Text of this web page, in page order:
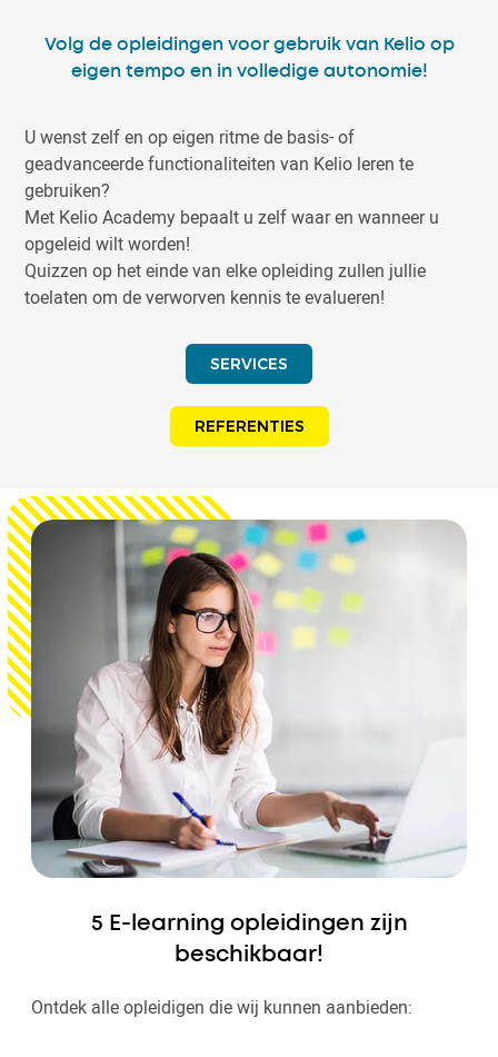
Volg de opleidingen voor gebruik van Kelio op
eigen tempo en in volledige autonomie!
U wenst zelf en op eigen ritme de basis- of
geadvanceerde functionaliteiten van Kelio leren te
gebruiken?
Met Kelio Academy bepaalt u zelf waar en wanneer u
opgeleid wilt worden!
Quizzen op het einde van elke opleiding zullen jullie
toelaten om de verworven kennis te evalueren!
SERVICES
REFERENTIES
5 E-learning opleidingen zijn
beschikbaar!
Ontdek alle opleidigen die wij kunnen aanbieden: